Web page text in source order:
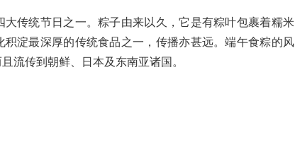
传统节日之一。粽子由来以久，它是有粽叶包裹着糯米
淀最深厚的传统食品之一，传播亦甚远。端午食粽的风
流传到朝鲜、日本及东南亚诸国。